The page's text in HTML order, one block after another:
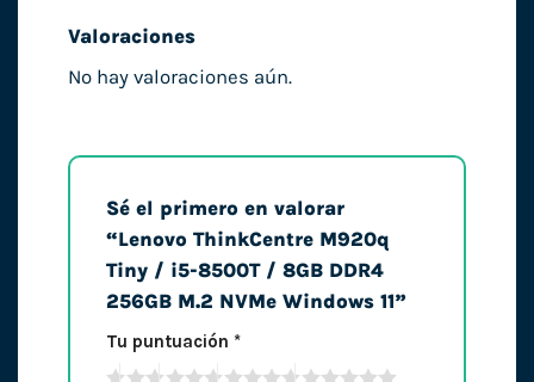
Valoraciones
No hay valoraciones aún.
Sé el primero en valorar
“Lenovo ThinkCentre M920q
Tiny / i5-8500T / 8GB DDR4
256GB M.2 NVMe Windows 11”
Tu puntuación *